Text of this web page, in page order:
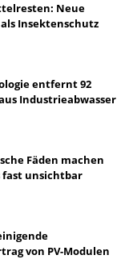
Neue
Insektenschutz
entfernt 92
Industrieabwasser
Fäden machen
fast unsichtbar
von PV-Modulen